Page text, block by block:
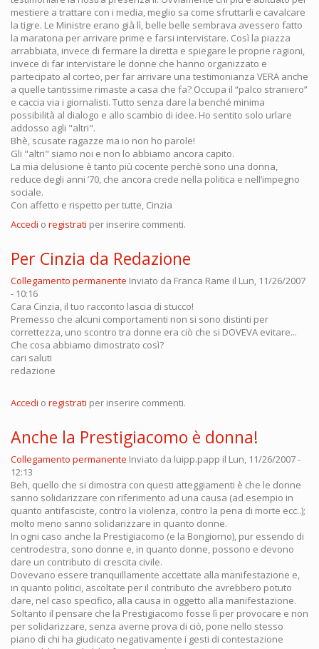
mestiere a trattare con i media, meglio sa come sfruttarli e cavalcare
la tigre. Le Ministre erano già lì, belle belle sembrava avessero fatto
la maratona per arrivare prime e farsi intervistare. Così la piazza
arrabbiata, invece di fermare la diretta e spiegare le proprie ragioni,
invece di far intervistare le donne che hanno organizzato e
partecipato al corteo, per far arrivare una testimonianza VERA anche
a quelle tantissime rimaste a casa che fa? Occupa il “palco straniero”
e caccia via i giornalisti. Tutto senza dare la benché minima
possibilità al dialogo e allo scambio di idee. Ho sentito solo urlare
addosso agli "altri".
Bhè, scusate ragazze ma io non ho parole!
Gli "altri" siamo noi e non lo abbiamo ancora capito.
La mia delusione è tanto più cocente perchè sono una donna,
reduce degli anni ’70, che ancora crede nella politica e nell’impegno
sociale.
Con affetto e rispetto per tutte, Cinzia
Accedi o registrati per inserire commenti.
Per Cinzia da Redazione
Collegamento permanente Inviato da Franca Rame il Lun, 11/26/2007
- 10:16
Cara Cinzia, il tuo racconto lascia di stucco!
Premesso che alcuni comportamenti non si sono distinti per
correttezza, uno scontro tra donne era ciò che si DOVEVA evitare...
Che cosa abbiamo dimostrato così?
cari saluti
redazione
Accedi o registrati per inserire commenti.
Anche la Prestigiacomo è donna!
Collegamento permanente Inviato da luipp.papp il Lun, 11/26/2007 -
12:13
Beh, quello che si dimostra con questi atteggiamenti è che le donne
sanno solidarizzare con riferimento ad una causa (ad esempio in
quanto antifasciste, contro la violenza, contro la pena di morte ecc..);
molto meno sanno solidarizzare in quanto donne.
In ogni caso anche la Prestigiacomo (e la Bongiorno), pur essendo di
centrodestra, sono donne e, in quanto donne, possono e devono
dare un contributo di crescita civile.
Dovevano essere tranquillamente accettate alla manifestazione e,
in quanto politici, ascoltate per il contributo che avrebbero potuto
dare, nel caso specifico, alla causa in oggetto alla manifestazione.
Soltanto il pensare che la Prestigiacomo fosse lì per provocare e non
per solidarizzare, senza averne prova di ciò, pone nello stesso
piano di chi ha giudicato negativamente i gesti di contestazione